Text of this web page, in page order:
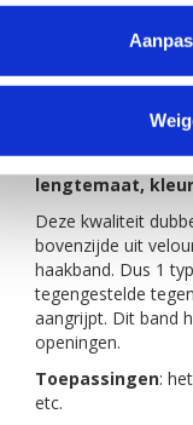
DynaLok
Back to Back),
lengtematen,
Enkel artikel,
1 rol back to
lengtemaat,
Deze kwaliteit
bovenzijde uit
haakband. Dus 1
tegengestelde
aangrijpt. Dit band
openingen.
Toepassingen:
etc.